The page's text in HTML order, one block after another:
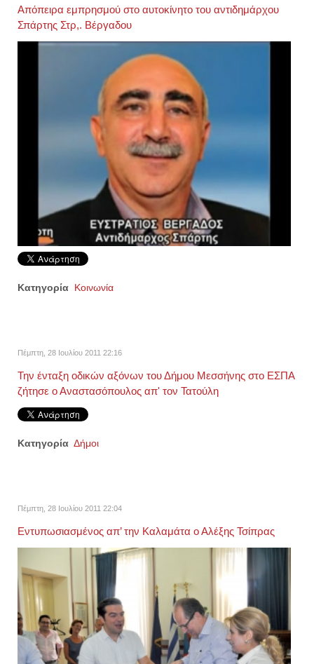
Απόπειρα εμπρησμού στο αυτοκίνητο του αντιδημάρχου
Σπάρτης Στρ,. Βέργαδου
Κατηγορία Κοινωνία
Πέμπτη, 28 Ιουλίου 2011 22:16
Την ένταξη οδικών αξόνων του Δήμου Μεσσήνης στο ΕΣΠΑ
ζήτησε ο Αναστασόπουλος απ' τον Τατούλη
Κατηγορία Δήμοι
Πέμπτη, 28 Ιουλίου 2011 22:04
Eντυπωσιασμένος απ’ την Καλαμάτα ο Αλέξης Τσίπρας